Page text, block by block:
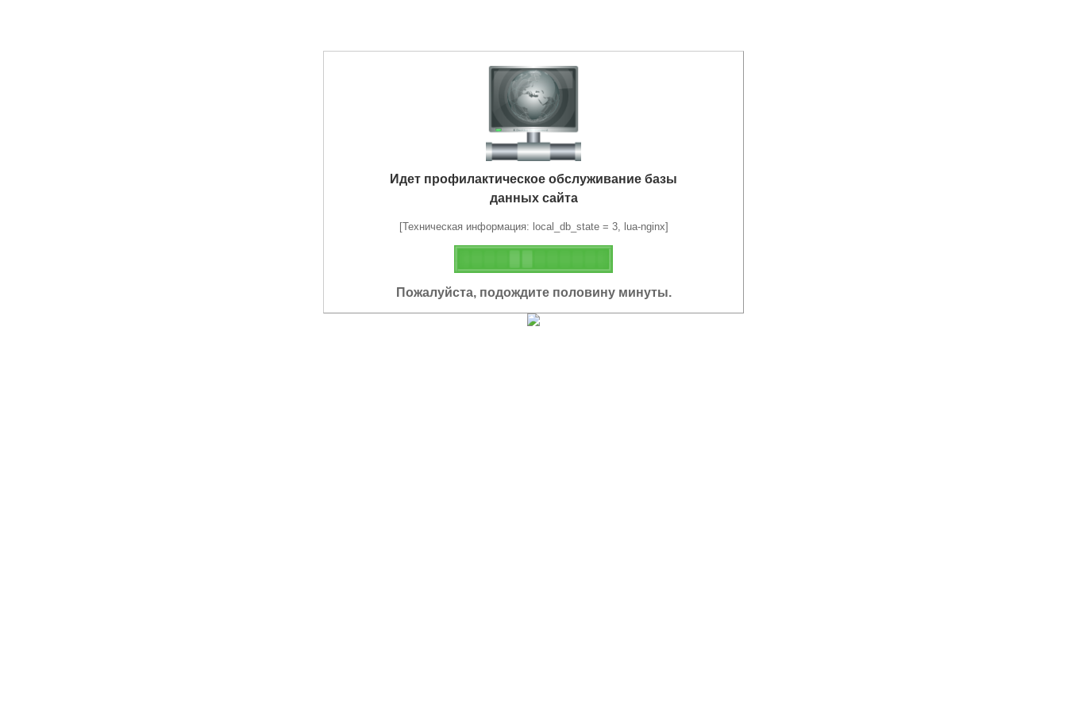
Идет профилактическое обслуживание базы
данных сайта
[Техническая информация: local_db_state = 3, lua-nginx]
Пожалуйста, подождите половину минуты.